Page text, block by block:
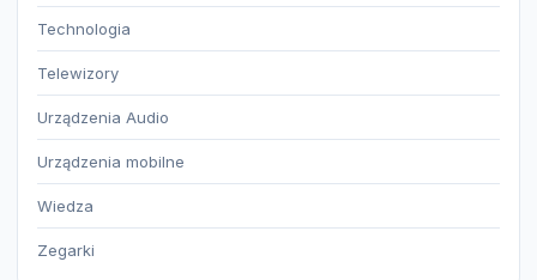
Technologia
Telewizory
Urządzenia Audio
Urządzenia mobilne
Wiedza
Zegarki